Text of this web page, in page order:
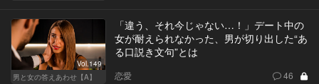
Vol.149
男と女の答えあわせ【A】
「違う、それ今じゃない…！」デート中の
女が耐えられなかった、男が切り出した“あ
る口説き文句”とは
恋愛 46